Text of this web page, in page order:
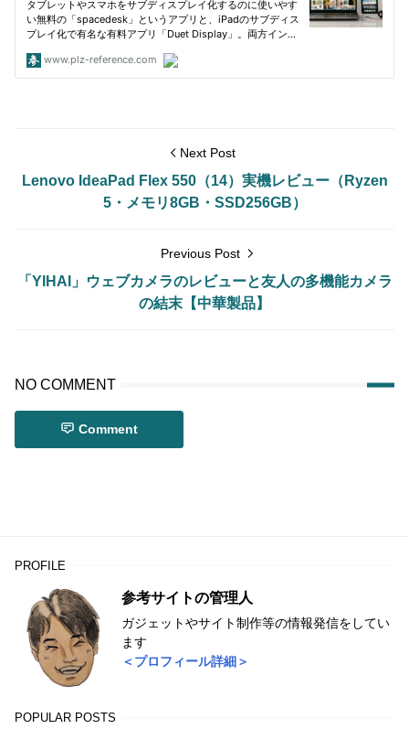
Next Post
Lenovo IdeaPad Flex 550（14）実機レビュー（Ryzen
5・メモリ8GB・SSD256GB）
Previous Post
「YIHAI」ウェブカメラのレビューと友人の多機能カメラ
の結末【中華製品】
NO COMMENT
Comment
PROFILE
参考サイトの管理人
ガジェットやサイト制作等の情報発信をしてい
ます
＜プロフィール詳細＞
POPULAR POSTS